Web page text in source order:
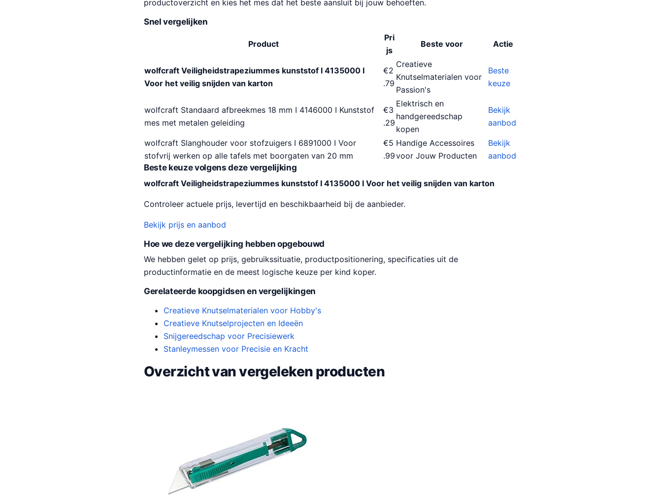
productoverzicht en kies het mes dat het beste aansluit bij jouw behoeften.
Snel vergelijken
Product
Pri
js
Beste voor Actie
wolfcraft Veiligheidstrapeziummes kunststof I 4135000 I
Voor het veilig snijden van karton
€2
.79
Creatieve
Knutselmaterialen voor
Passion's
Beste
keuze
wolfcraft Standaard afbreekmes 18 mm I 4146000 I Kunststof
mes met metalen geleiding
€3
.29
Elektrisch en
handgereedschap
kopen
Bekijk
aanbod
wolfcraft Slanghouder voor stofzuigers I 6891000 I Voor
stofvrij werken op alle tafels met boorgaten van 20 mm
€5
.99
Handige Accessoires
voor Jouw Producten
Bekijk
aanbod
Beste keuze volgens deze vergelijking
wolfcraft Veiligheidstrapeziummes kunststof I 4135000 I Voor het veilig snijden van karton
Controleer actuele prijs, levertijd en beschikbaarheid bij de aanbieder.
Bekijk prijs en aanbod
Hoe we deze vergelijking hebben opgebouwd
We hebben gelet op prijs, gebruikssituatie, productpositionering, specificaties uit de
productinformatie en de meest logische keuze per kind koper.
Gerelateerde koopgidsen en vergelijkingen
Creatieve Knutselmaterialen voor Hobby's
Creatieve Knutselprojecten en Ideeën
Snijgereedschap voor Precisiewerk
Stanleymessen voor Precisie en Kracht
Overzicht van vergeleken producten